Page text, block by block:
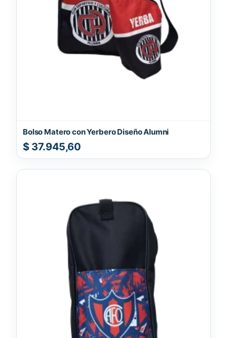
Bolso Matero con Yerbero Diseño Alumni
$37.945,60